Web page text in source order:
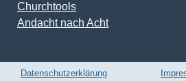
Churchtools
Andacht nach Acht
Datenschutzerklärung